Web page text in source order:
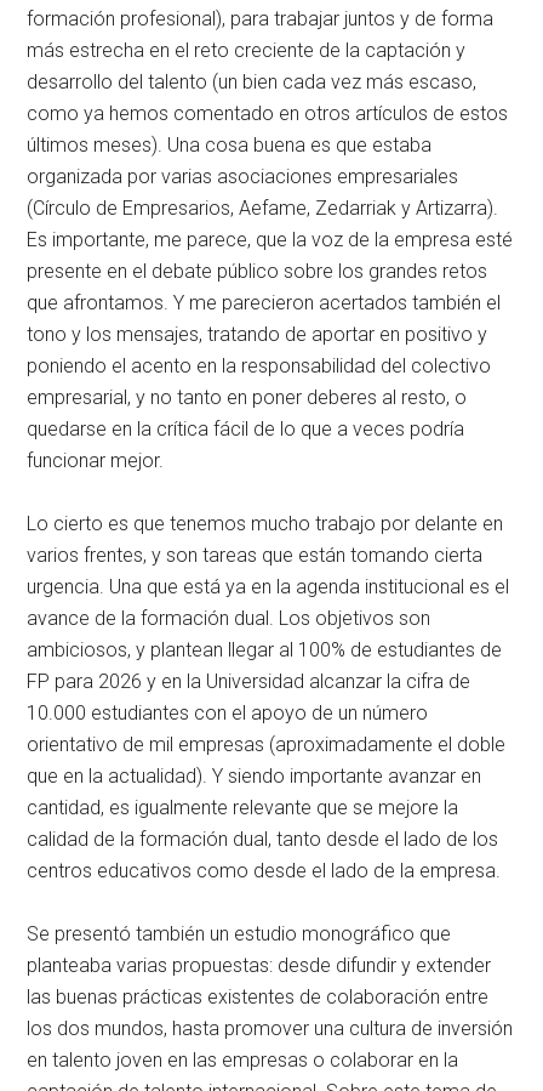
formación profesional), para trabajar juntos y de forma
más estrecha en el reto creciente de la captación y
desarrollo del talento (un bien cada vez más escaso,
como ya hemos comentado en otros artículos de estos
últimos meses). Una cosa buena es que estaba
organizada por varias asociaciones empresariales
(Círculo de Empresarios, Aefame, Zedarriak y Artizarra).
Es importante, me parece, que la voz de la empresa esté
presente en el debate público sobre los grandes retos
que afrontamos. Y me parecieron acertados también el
tono y los mensajes, tratando de aportar en positivo y
poniendo el acento en la responsabilidad del colectivo
empresarial, y no tanto en poner deberes al resto, o
quedarse en la crítica fácil de lo que a veces podría
funcionar mejor.
Lo cierto es que tenemos mucho trabajo por delante en
varios frentes, y son tareas que están tomando cierta
urgencia. Una que está ya en la agenda institucional es el
avance de la formación dual. Los objetivos son
ambiciosos, y plantean llegar al 100% de estudiantes de
FP para 2026 y en la Universidad alcanzar la cifra de
10.000 estudiantes con el apoyo de un número
orientativo de mil empresas (aproximadamente el doble
que en la actualidad). Y siendo importante avanzar en
cantidad, es igualmente relevante que se mejore la
calidad de la formación dual, tanto desde el lado de los
centros educativos como desde el lado de la empresa.
Se presentó también un estudio monográfico que
planteaba varias propuestas: desde difundir y extender
las buenas prácticas existentes de colaboración entre
los dos mundos, hasta promover una cultura de inversión
en talento joven en las empresas o colaborar en la